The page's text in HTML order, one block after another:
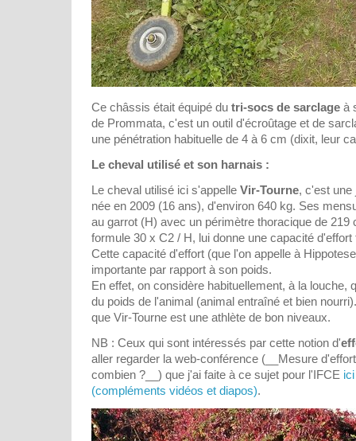
Ce châssis était équipé du tri-socs de sarclage à
de Prommata, c'est un outil d'écroûtage et de
une pénétration habituelle de 4 à 6 cm (dixit, leur
Le cheval utilisé et son harnais :
Le cheval utilisé ici s'appelle Vir-Tourne, c'est une
née en 2009 (16 ans), d'environ 640 kg. Ses
au garrot (H) avec un périmètre thoracique de 219
formule 30 x C2 / H, lui donne une capacité
Cette capacité d'effort (que l'on appelle à
importante par rapport à son poids.
En effet, on considère habituellement, à la louche,
du poids de l'animal (animal entraîné et bien
que Vir-Tourne est une athlète de bon niveaux.
NB : Ceux qui sont intéressés par cette notion d'
aller regarder la web-conférence (__Mesure
combien ?__) que j'ai faite à ce sujet pour l'IFCE
(compléments vidéos et diapos).